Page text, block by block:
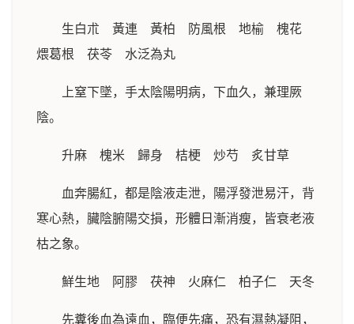
生白朮 黃連 黃柏 防風根 地榆 槐花
煨葛根 茯苓 水泛為丸
上窒下墜，手太陰陽明病，下血久，兼理厥
陰。
升麻 槐米 歸身 桔梗 炒芍 炙甘草
血奔腸紅，都是陰液走泄，陽浮發泄易汗，背
寒心熱，臟陰腑陽交損，形體日漸消瘦，皆衰老液
枯之象。
鮮生地 阿膠 茯神 火麻仁 柏子仁 天冬
先糞後血為遠血，臨便先痛，恐有濕熱凝阻，